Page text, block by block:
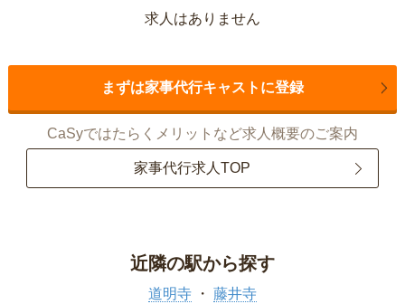
求人はありません
まずは家事代行キャストに登録
CaSyではたらくメリットなど求人概要のご案内
家事代行求人TOP
近隣の駅から探す
道明寺 藤井寺